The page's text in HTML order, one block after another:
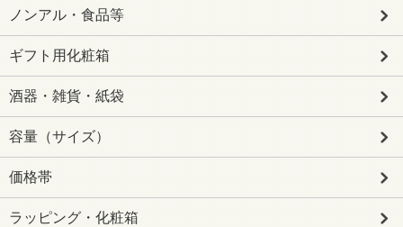
ノンアル・食品等
ギフト用化粧箱
酒器・雑貨・紙袋
容量（サイズ）
価格帯
ラッピング・化粧箱